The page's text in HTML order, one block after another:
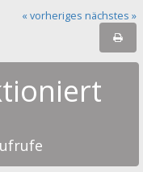
« vorheriges nächstes »